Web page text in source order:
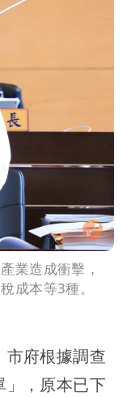
業造成衝擊，
成本等3種。
市府根據調查
」，原本已下